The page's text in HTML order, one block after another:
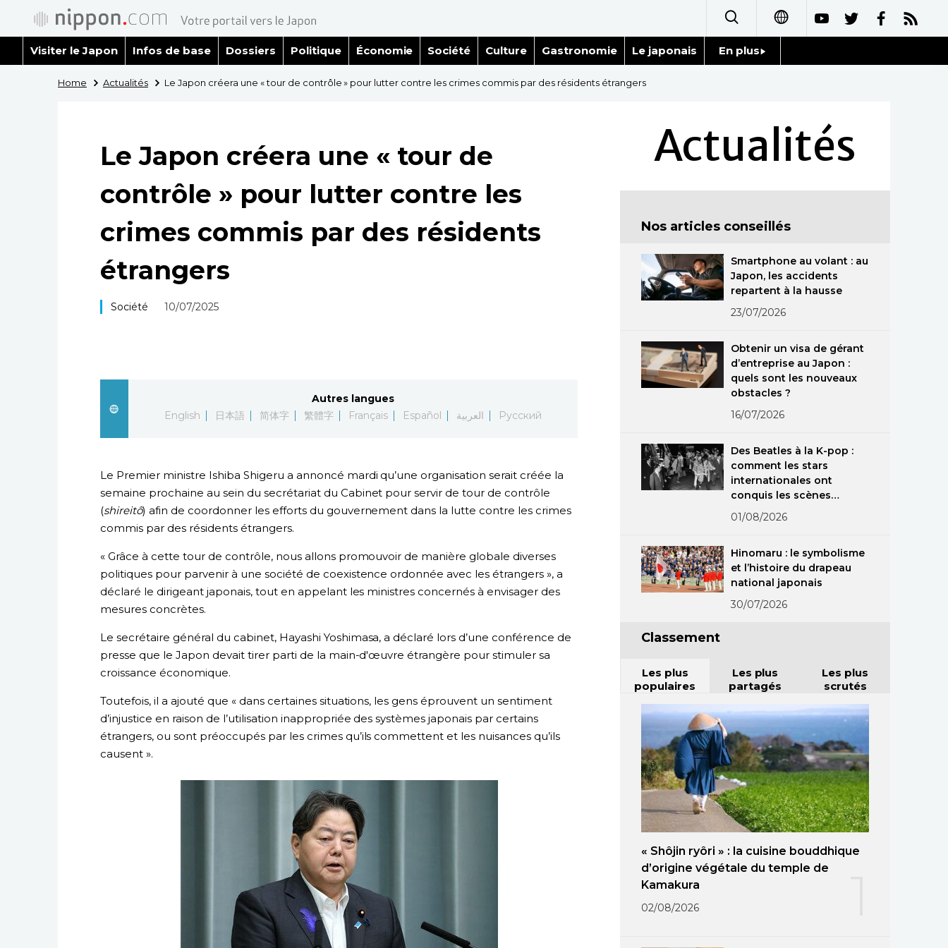
简体字
繁體字
العربية
Русский
Visiter le Japon Infos de base Dossiers Politique Économie Société Culture Gastronomie Le japonais En plus
Personnages
Chroniques
Images
Vidéos
Tokyo
Home Actualités Le Japon créera une « tour de contrôle » pour lutter contre les crimes commis par des résidents étrangers
Le Japon créera une « tour de
contrôle » pour lutter contre les
crimes commis par des résidents
étrangers
Société 10/07/2025
Autres langues
English
日本語 简体字 繁體字 Français Español العربية Русский
Le Premier ministre Ishiba Shigeru a annoncé mardi qu’une organisation serait créée la
semaine prochaine au sein du secrétariat du Cabinet pour servir de tour de contrôle
(shireitô) afin de coordonner les efforts du gouvernement dans la lutte contre les crimes
commis par des résidents étrangers.
« Grâce à cette tour de contrôle, nous allons promouvoir de manière globale diverses
politiques pour parvenir à une société de coexistence ordonnée avec les étrangers », a
déclaré le dirigeant japonais, tout en appelant les ministres concernés à envisager des
mesures concrètes.
Le secrétaire général du cabinet, Hayashi Yoshimasa, a déclaré lors d’une conférence de
presse que le Japon devait tirer parti de la main-d'œuvre étrangère pour stimuler sa
croissance économique.
Toutefois, il a ajouté que « dans certaines situations, les gens éprouvent un sentiment
d’injustice en raison de l’utilisation inappropriée des systèmes japonais par certains
étrangers, ou sont préoccupés par les crimes qu’ils commettent et les nuisances qu’ils
causent ».
Actualités
Nos articles conseillés
Smartphone au volant : au
Japon, les accidents
repartent à la hausse
23/07/2026
Obtenir un visa de gérant
d’entreprise au Japon :
quels sont les nouveaux
obstacles ?
16/07/2026
Des Beatles à la K-pop :
comment les stars
internationales ont
conquis les scènes
japonaises
01/08/2026
Hinomaru : le symbolisme
et l’histoire du drapeau
national japonais
30/07/2026
Classement
Les plus
populaires
Les plus
partagés
Les plus
scrutés
« Shôjin ryôri » : la cuisine bouddhique
d’origine végétale du temple de
Kamakura
02/08/2026